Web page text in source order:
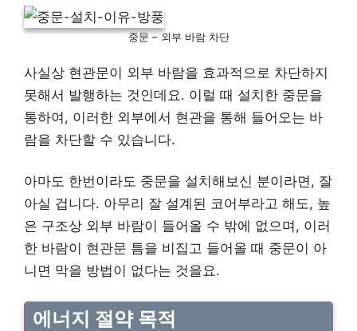
중문 – 외부 바람 차단
사실상 현관문이 외부 바람을 효과적으로 차단하지
못해서 발행하는 것인데요. 이럴 때 설치한 중문을
통하여, 이러한 외부에서 현관을 통해 들어오는 바
람을 차단할 수 있습니다.
아마도 한번이라도 중문을 설치해보신 분이라면, 잘
아실 겁니다. 아무리 잘 설계된 코어부라고 해도, 높
은 구조상 외부 바람이 들어올 수 밖에 없으며, 이러
한 바람이 현관문 틈을 비집고 들어올 때 중문이 아
니면 막을 방법이 없다는 것을요.
에너지 절약 목적